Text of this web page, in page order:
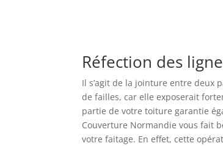
Réfection des
Il s’agit de la jointure entre deux
de failles, car elle exposerait
partie de votre toiture garantie
Couverture Normandie vous fait
votre faitage. En effet, cette